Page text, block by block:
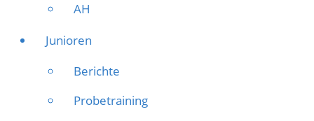
AH
Junioren
Berichte
Probetraining